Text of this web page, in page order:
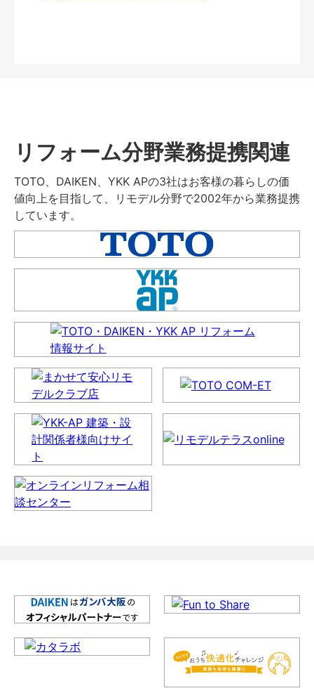
リフォーム分野業務提携関連
TOTO、DAIKEN、YKK APの3社はお客様の暮らしの価
値向上を目指して、リモデル分野で2002年から業務提携
しています。